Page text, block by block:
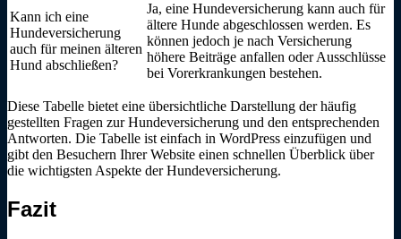
Kann ich eine
Hundeversicherung
auch für meinen älteren
Hund abschließen?
Ja, eine Hundeversicherung kann auch für
ältere Hunde abgeschlossen werden. Es
können jedoch je nach Versicherung
höhere Beiträge anfallen oder Ausschlüsse
bei Vorerkrankungen bestehen.
Diese Tabelle bietet eine übersichtliche Darstellung der häufig
gestellten Fragen zur Hundeversicherung und den entsprechenden
Antworten. Die Tabelle ist einfach in WordPress einzufügen und
gibt den Besuchern Ihrer Website einen schnellen Überblick über
die wichtigsten Aspekte der Hundeversicherung.
Fazit